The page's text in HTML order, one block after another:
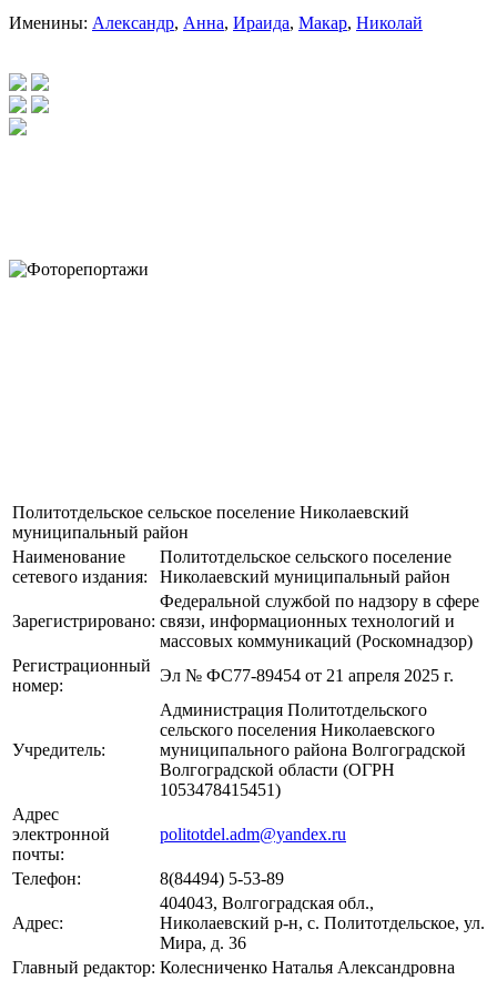
Именины: Александр, Анна, Ираида, Макар, Николай
Политотдельское сельское поселение Николаевский
муниципальный район
Наименование
сетевого издания:
Политотдельское сельского поселение
Николаевский муниципальный район
Зарегистрировано:
Федеральной службой по надзору в сфере
связи, информационных технологий и
массовых коммуникаций (Роскомнадзор)
Регистрационный
номер:
Эл № ФС77-89454 от 21 апреля 2025 г.
Учредитель:
Администрация Политотдельского
сельского поселения Николаевского
муниципального района Волгоградской
Волгоградской области (ОГРН
1053478415451)
Адрес
электронной
почты:
politotdel.adm@yandex.ru
Телефон: 8(84494) 5-53-89
Адрес:
404043, Волгоградская обл.,
Николаевский р-н, с. Политотдельское, ул.
Мира, д. 36
Главный редактор: Колесниченко Наталья Александровна